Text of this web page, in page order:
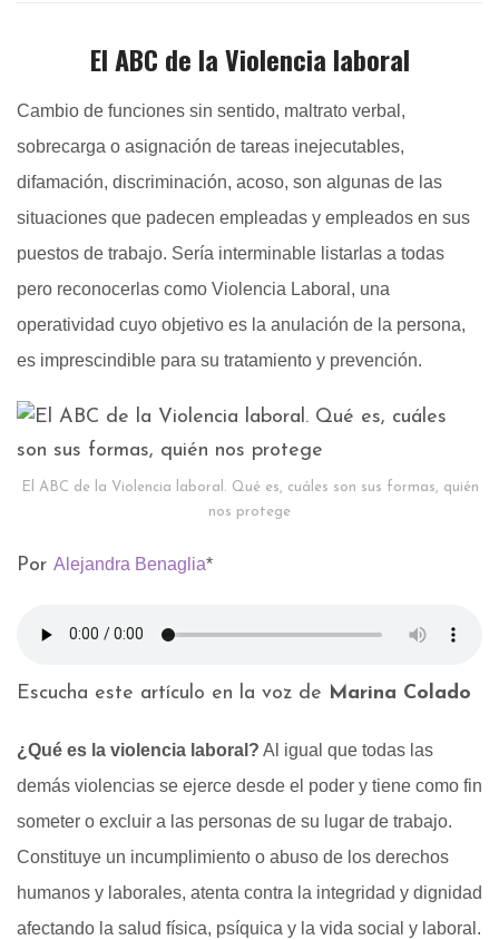
El ABC de la Violencia laboral
Cambio de funciones sin sentido, maltrato verbal,
sobrecarga o asignación de tareas inejecutables,
difamación, discriminación, acoso, son algunas de las
situaciones que padecen empleadas y empleados en sus
puestos de trabajo. Sería interminable listarlas a todas
pero reconocerlas como Violencia Laboral, una
operatividad cuyo objetivo es la anulación de la persona,
es imprescindible para su tratamiento y prevención.
El ABC de la Violencia laboral. Qué es, cuáles son sus formas, quién
nos protege
Por Alejandra Benaglia*
Escucha este artículo en la voz de Marina Colado
¿Qué es la violencia laboral? Al igual que todas las
demás violencias se ejerce desde el poder y tiene como fin
someter o excluir a las personas de su lugar de trabajo.
Constituye un incumplimiento o abuso de los derechos
humanos y laborales, atenta contra la integridad y dignidad
afectando la salud física, psíquica y la vida social y laboral.